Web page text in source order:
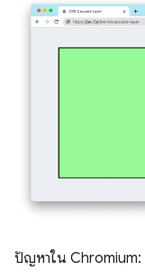
ปัญหาใน Chromium: